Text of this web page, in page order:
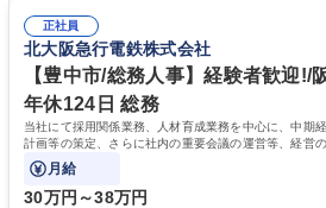
道路施設や道路工事現場の見学ツアー事業 ※
へ配属。※業務内容変更の範囲：会社の定める業務 募集職種 【
ープ】総合職（事務）◇残業月平均9時間未
部門など多岐に渡る業務を経験できます。 ■
事業の他、新宿駅西口広場内に設置された照
イン」の管理運営を行うなど、事業収益を生
います。 学歴・資格 学歴：大学院 大学 高専 短大 専修学校 高校 語学力：
資格：
正社員
北大阪急行電鉄株式会社
【豊中市/総務人事】経験者歓迎!/
年休124日 総務
当社にて採用関係業務、人材育成業務を中心に、中期
計画等の策定、さらに社内の重要会議の運営等、経営
般を担当していただきます。
月給
30万円～38万円